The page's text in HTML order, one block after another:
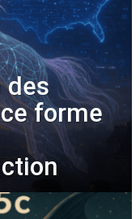
des
forme